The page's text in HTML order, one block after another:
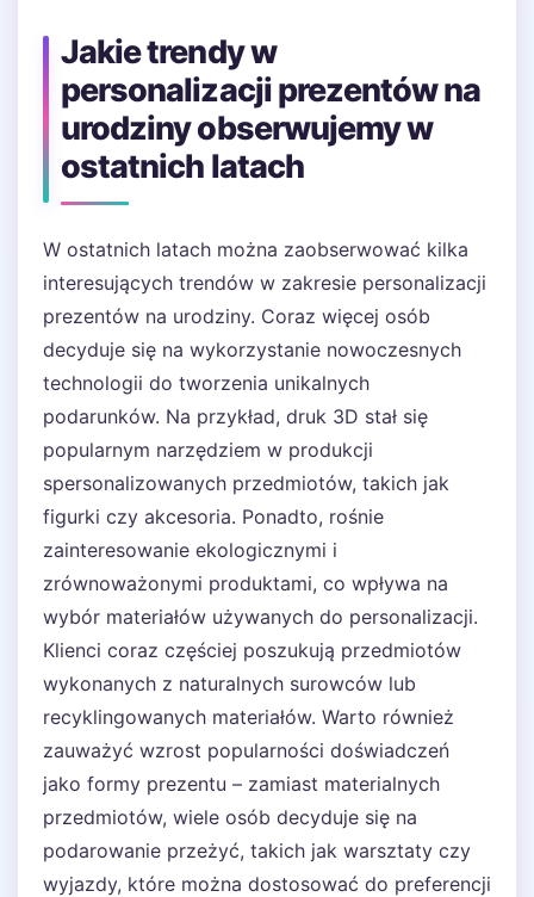
Jakie trendy w
personalizacji prezentów na
urodziny obserwujemy w
ostatnich latach
W ostatnich latach można zaobserwować kilka
interesujących trendów w zakresie personalizacji
prezentów na urodziny. Coraz więcej osób
decyduje się na wykorzystanie nowoczesnych
technologii do tworzenia unikalnych
podarunków. Na przykład, druk 3D stał się
popularnym narzędziem w produkcji
spersonalizowanych przedmiotów, takich jak
figurki czy akcesoria. Ponadto, rośnie
zainteresowanie ekologicznymi i
zrównoważonymi produktami, co wpływa na
wybór materiałów używanych do personalizacji.
Klienci coraz częściej poszukują przedmiotów
wykonanych z naturalnych surowców lub
recyklingowanych materiałów. Warto również
zauważyć wzrost popularności doświadczeń
jako formy prezentu – zamiast materialnych
przedmiotów, wiele osób decyduje się na
podarowanie przeżyć, takich jak warsztaty czy
wyjazdy, które można dostosować do preferencji